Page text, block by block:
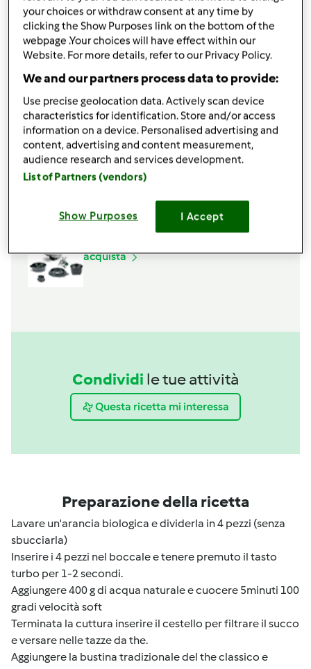
2bustinethe classico
4 cucchiaini zucchero,facoltativo
Aggiungi alla lista della spesa
Accessori che ti serviranno
Cestello
acquista
Spatola
acquista
Condividi le tue attività
Questa ricetta mi interessa
Preparazione della ricetta
Lavare un'arancia biologica e dividerla in 4 pezzi (senza
sbucciarla)
Inserire i 4 pezzi nel boccale e tenere premuto il tasto
turbo per 1-2 secondi.
Aggiungere 400 g di acqua naturale e cuocere 5minuti 100
gradi velocità soft
Terminata la cuttura inserire il cestello per filtrare il succo
e versare nelle tazze da the.
Aggiungere la bustina tradizionale del the classico e
your choices or withdraw consent at any time by
clicking the Show Purposes link on the bottom of the
webpage .Your choices will have effect within our
Website. For more details, refer to our Privacy Policy.
We and our partners process data to provide:
Use precise geolocation data. Actively scan device
characteristics for identification. Store and/or access
information on a device. Personalised advertising and
content, advertising and content measurement,
audience research and services development.
List of Partners (vendors)
Show Purposes I Accept